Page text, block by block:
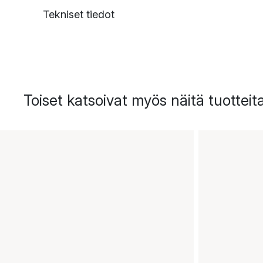
Tekniset tiedot
Toiset katsoivat myös näitä